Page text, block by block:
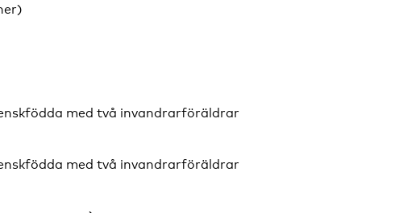
med två invandrarföräldrar
med två invandrarföräldrar